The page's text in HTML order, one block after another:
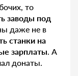
то
заводы под
даже не в
станки на
зарплаты. А
донаты.